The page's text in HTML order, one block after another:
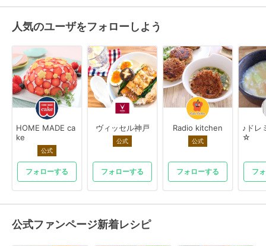
人気のユーザをフォローしよう
HOME MADE ca
ke
公式
フォローする
ヴィッセル神戸
公式
フォローする
Radio kitchen
公式
フォローする
♪ドレ
☆
フ
公式ファンページ新着レシピ